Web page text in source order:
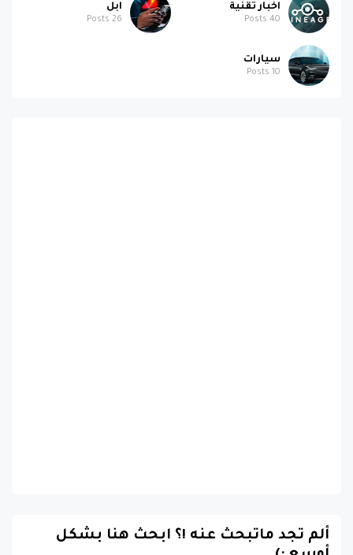
اخبار تقنية
40
ابل
26
سيارات
10
ألم تجد ماتبحث عنه !؟ ابحث هنا بشكل